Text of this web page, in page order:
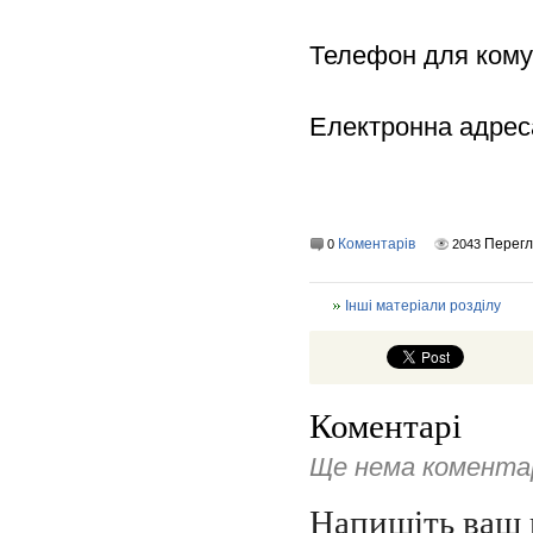
Телефон для
Електронна
0 Коментарів 2043
Інші матеріали розділу
Коментарі
Ще нема
Напишіть ваш